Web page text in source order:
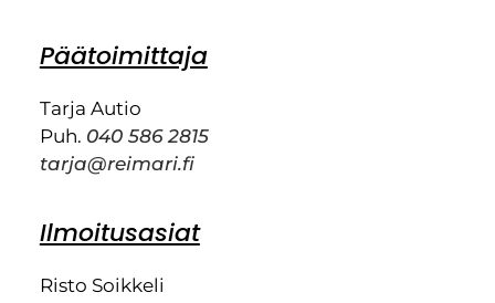
Päätoimittaja
Tarja Autio
Puh. 040 586 2815
tarja@reimari.fi
Ilmoitusasiat
Risto Soikkeli